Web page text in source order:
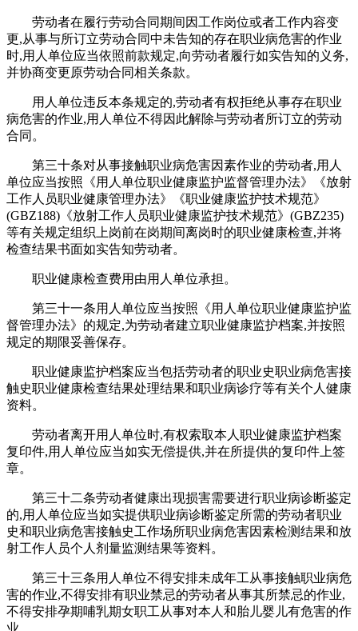
劳动者在履行劳动合同期间因工作岗位或者工作内容变
更,从事与所订立劳动合同中未告知的存在职业病危害的作业
时,用人单位应当依照前款规定,向劳动者履行如实告知的义务,
并协商变更原劳动合同相关条款。
用人单位违反本条规定的,劳动者有权拒绝从事存在职业
病危害的作业,用人单位不得因此解除与劳动者所订立的劳动
合同。
第三十条对从事接触职业病危害因素作业的劳动者,用人
单位应当按照《用人单位职业健康监护监督管理办法》《放射
工作人员职业健康管理办法》《职业健康监护技术规范》
(GBZ188)《放射工作人员职业健康监护技术规范》(GBZ235)
等有关规定组织上岗前在岗期间离岗时的职业健康检查,并将
检查结果书面如实告知劳动者。
职业健康检查费用由用人单位承担。
第三十一条用人单位应当按照《用人单位职业健康监护监
督管理办法》的规定,为劳动者建立职业健康监护档案,并按照
规定的期限妥善保存。
职业健康监护档案应当包括劳动者的职业史职业病危害接
触史职业健康检查结果处理结果和职业病诊疗等有关个人健康
资料。
劳动者离开用人单位时,有权索取本人职业健康监护档案
复印件,用人单位应当如实无偿提供,并在所提供的复印件上签
章。
第三十二条劳动者健康出现损害需要进行职业病诊断鉴定
的,用人单位应当如实提供职业病诊断鉴定所需的劳动者职业
史和职业病危害接触史工作场所职业病危害因素检测结果和放
射工作人员个人剂量监测结果等资料。
第三十三条用人单位不得安排未成年工从事接触职业病危
害的作业,不得安排有职业禁忌的劳动者从事其所禁忌的作业,
不得安排孕期哺乳期女职工从事对本人和胎儿婴儿有危害的作
业。